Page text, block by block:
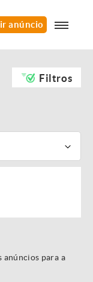
anúncio
Filtros
anúncios para a